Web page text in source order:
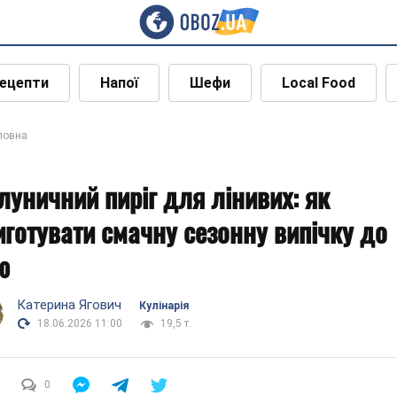
Напої Шефи Local Food
пиріг для лінивих: як
смачну сезонну випічку до
Катерина Ягович
Кулінарія
18.06.2026 11:00
19,5 т.
0